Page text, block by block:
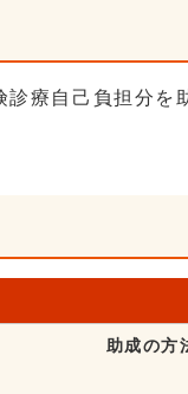
療自己負担分を
助成の方